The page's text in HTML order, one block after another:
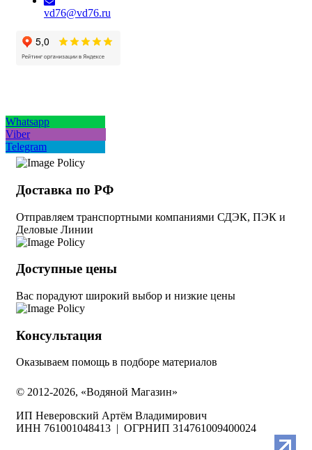
vd76@vd76.ru
Whatsapp
Viber
Telegram
Доставка по РФ
Отправляем транспортными компаниями СДЭК, ПЭК и
Деловые Линии
Доступные цены
Вас порадуют широкий выбор и низкие цены
Консультация
Оказываем помощь в подборе материалов
© 2012-2026, «Водяной Магазин»
ИП Неверовский Артём Владимирович
ИНН 761001048413 | ОГРНИП 314761009400024